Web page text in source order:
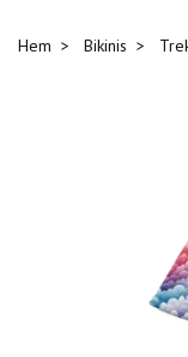
Hem Bikinis